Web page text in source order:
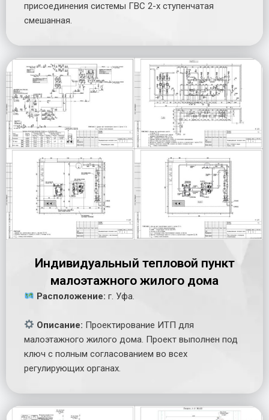
присоединения системы ГВС 2-х ступенчатая
смешанная.
Индивидуальный тепловой пункт
малоэтажного жилого дома
Расположение: г. Уфа.
Описание: Проектирование ИТП для
малоэтажного жилого дома. Проект выполнен под
ключ с полным согласованием во всех
регулирующих органах.